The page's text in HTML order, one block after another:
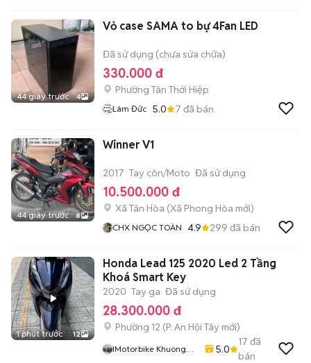
44 giây trước 4
Vỏ case SAMA to bự 4Fan LED
Đã sử dụng (chưa sửa chữa)
330.000 đ
Phường Tân Thới Hiệp
Lâm Đức 5.0 7 đã bán
44 giây trước 8
Winner V1
2017 Tay côn/Moto Đã sử dụng
10.500.000 đ
Xã Tân Hòa (Xã Phong Hòa mới)
CHX NGỌC TOÀN 4.9 299 đã bán
1 phút trước 12
Honda Lead 125 2020 Led 2 Tầng
Khoá Smart Key
2020 Tay ga Đã sử dụng
28.300.000 đ
Phường 12 (P. An Hội Tây mới)
IMotorbike Khuong
5.0
17 đã
bán